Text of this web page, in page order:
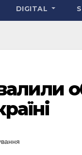
DIGITAL